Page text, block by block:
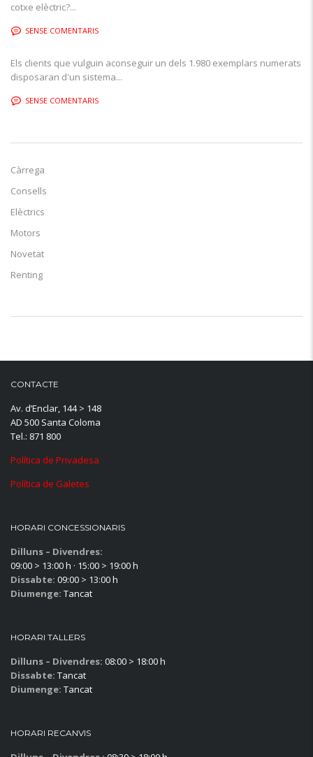
cotxe elèctric?...
SENSE COMENTARIS
Els clients que vulguin aconseguir un dels 1.980 exemplars numerats
disposaran d'un sistema...
SENSE COMENTARIS
Càrrega
Consells
Elèctrics
Motors
Novetat
Renting
CONTACTE
Av. d’Enclar, 144 > 148
AD 500 Santa Coloma
Tel.: 871 800
Política de Privadesa
Política de Galetes
HORARI CONCESSIONARIS
Dilluns – Divendres:
09:00 > 13:00 h · 15:00 > 19:00 h
Dissabte: 09:00 > 13:00 h
Diumenge: Tancat
HORARI TALLERS
Dilluns – Divendres: 08:00 > 18:00 h
Dissabte: Tancat
Diumenge: Tancat
HORARI RECANVIS